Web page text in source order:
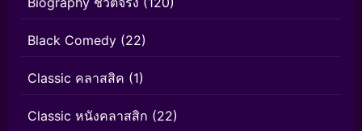
Black Comedy (22)
Classic คลาสสิค (1)
Classic หนังคลาสสิก (22)